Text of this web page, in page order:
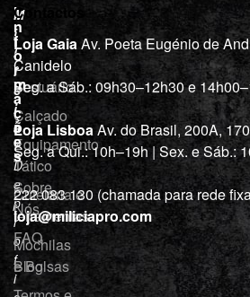
M
i
l
í
c
i
a
“
D
e
p
r
o
f
i
L
o
j
a
Vestuário
Calçado
Equipamento
Tático
Cutelaria e
ferramentas
Mochilas
e Bolsas
I
n
f
o
r
m
a
ç
õ
e
s
Sobre
Nós
FAQ
Blog
Contactos
Loja GaiaAv. Poeta Eugénio de
Canidelo
Seg. a Sáb.: 09h30–12h30 e
Loja LisboaAv. do Brasil, 200A,
Seg. a Qui.: 10h–19h | Sex. e Sáb.:
222 083 130 (chamada para rede
loja@miliciapro.com